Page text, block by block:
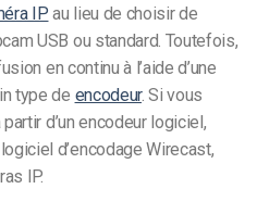
IP au lieu de choisir de
USB ou standard. Toutefois,
en continu à l’aide d’une
type de encodeur. Si vous
d’un encodeur logiciel,
d’encodage Wirecast,
IP.